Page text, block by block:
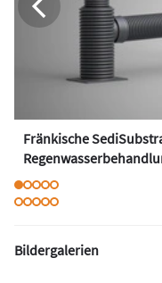
Fränkische
Bildergalerien